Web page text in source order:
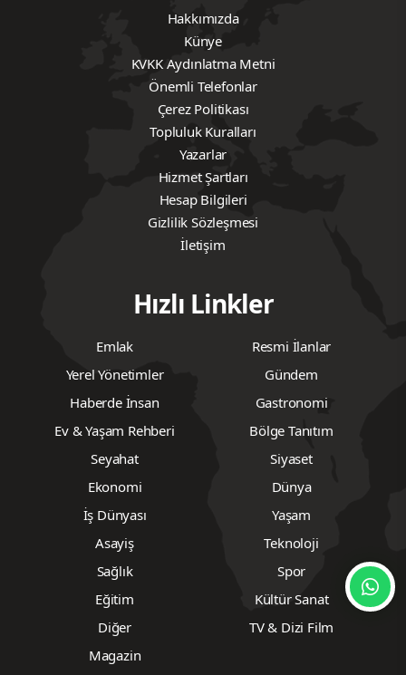
Hakkımızda
Künye
KVKK Aydınlatma Metni
Önemli Telefonlar
Çerez Politikası
Topluluk Kuralları
Yazarlar
Hizmet Şartları
Hesap Bilgileri
Gizlilik Sözleşmesi
İletişim
Hızlı Linkler
Emlak
Resmi İlanlar
Yerel Yönetimler
Gündem
Haberde İnsan
Gastronomi
Ev & Yaşam Rehberi
Bölge Tanıtım
Seyahat
Siyaset
Ekonomi
Dünya
İş Dünyası
Yaşam
Asayiş
Teknoloji
Sağlık
Spor
Eğitim
Kültür Sanat
Diğer
TV & Dizi Film
Magazin